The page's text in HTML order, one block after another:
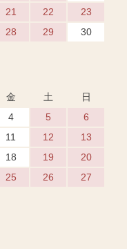
21 22
23
28 29
30
金 土
日
4 5
6
11 12
13
18 19
20
25 26
27